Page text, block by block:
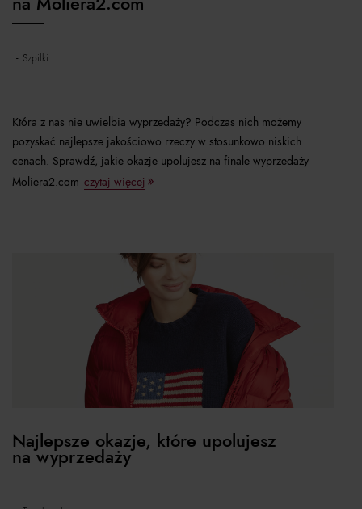
szpilki
Która z nas nie uwielbia wyprzedaży? Podczas nich możemy
pozyskać najlepsze jakościowo rzeczy w stosunkowo niskich
cenach. Sprawdź, jakie okazje upolujesz na finale wyprzedaży
Moliera2.com czytaj więcej
Najlepsze okazje, które upolujesz
na wyprzedaży